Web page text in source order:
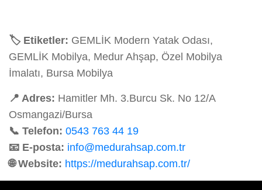
🏷️ Etiketler: GEMLİK Modern Yatak Odası,
GEMLİK Mobilya, Medur Ahşap, Özel Mobilya
İmalatı, Bursa Mobilya
📍 Adres: Hamitler Mh. 3.Burcu Sk. No 12/A
Osmangazi/Bursa
📞 Telefon: 0543 763 44 19
📧 E-posta: info@medurahsap.com.tr
🌐 Website: https://medurahsap.com.tr/